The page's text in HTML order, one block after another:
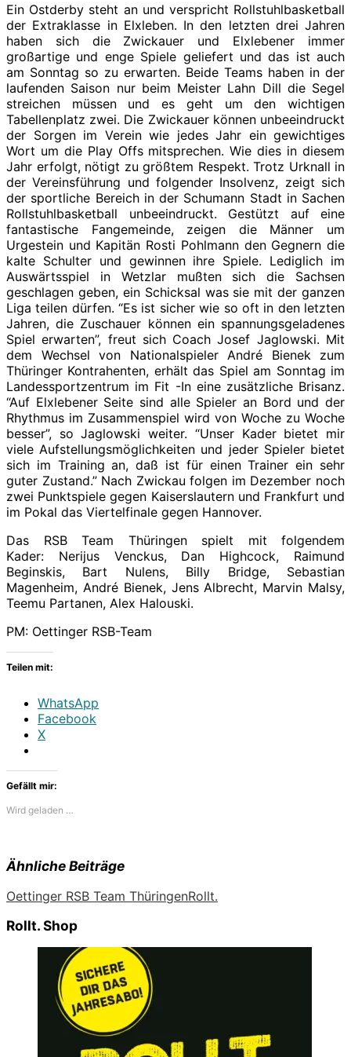
Ein Ostderby steht an und verspricht Rollstuhlbasketball
der Extraklasse in Elxleben. In den letzten drei Jahren
haben sich die Zwickauer und Elxlebener immer
großartige und enge Spiele geliefert und das ist auch
am Sonntag so zu erwarten. Beide Teams haben in der
laufenden Saison nur beim Meister Lahn Dill die Segel
streichen müssen und es geht um den wichtigen
Tabellenplatz zwei. Die Zwickauer können unbeeindruckt
der Sorgen im Verein wie jedes Jahr ein gewichtiges
Wort um die Play Offs mitsprechen. Wie dies in diesem
Jahr erfolgt, nötigt zu größtem Respekt. Trotz Urknall in
der Vereinsführung und folgender Insolvenz, zeigt sich
der sportliche Bereich in der Schumann Stadt in Sachen
Rollstuhlbasketball unbeeindruckt. Gestützt auf eine
fantastische Fangemeinde, zeigen die Männer um
Urgestein und Kapitän Rosti Pohlmann den Gegnern die
kalte Schulter und gewinnen ihre Spiele. Lediglich im
Auswärtsspiel in Wetzlar mußten sich die Sachsen
geschlagen geben, ein Schicksal was sie mit der ganzen
Liga teilen dürfen. “Es ist sicher wie so oft in den letzten
Jahren, die Zuschauer können ein spannungsgeladenes
Spiel erwarten”, freut sich Coach Josef Jaglowski. Mit
dem Wechsel von Nationalspieler André Bienek zum
Thüringer Kontrahenten, erhält das Spiel am Sonntag im
Landessportzentrum im Fit -In eine zusätzliche Brisanz.
“Auf Elxlebener Seite sind alle Spieler an Bord und der
Rhythmus im Zusammenspiel wird von Woche zu Woche
besser”, so Jaglowski weiter. “Unser Kader bietet mir
viele Aufstellungsmöglichkeiten und jeder Spieler bietet
sich im Training an, daß ist für einen Trainer ein sehr
guter Zustand.” Nach Zwickau folgen im Dezember noch
zwei Punktspiele gegen Kaiserslautern und Frankfurt und
im Pokal das Viertelfinale gegen Hannover.
Das RSB Team Thüringen spielt mit folgendem
Kader: Nerijus Venckus, Dan Highcock, Raimund
Beginskis, Bart Nulens, Billy Bridge, Sebastian
Magenheim, André Bienek, Jens Albrecht, Marvin Malsy,
Teemu Partanen, Alex Halouski.
PM: Oettinger RSB-Team
Teilen mit:
WhatsApp
Facebook
X
Gefällt mir:
Wird geladen …
Ähnliche Beiträge
Oettinger RSB Team ThüringenRollt.
Rollt. Shop